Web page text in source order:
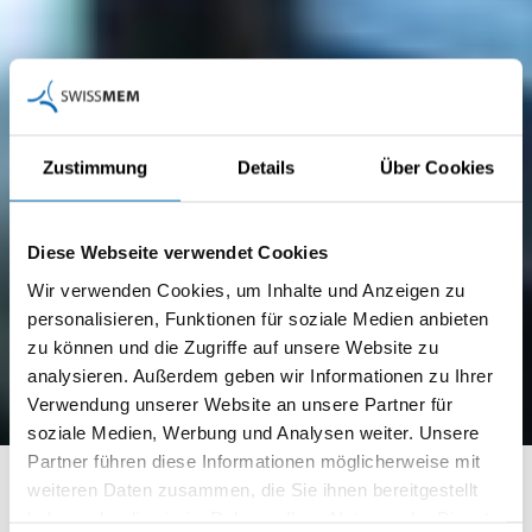
Zustimmung Details Über Cookies
Diese Webseite verwendet Cookies
Wir verwenden Cookies, um Inhalte und Anzeigen zu
personalisieren, Funktionen für soziale Medien anbieten
zu können und die Zugriffe auf unsere Website zu
analysieren. Außerdem geben wir Informationen zu Ihrer
Verwendung unserer Website an unsere Partner für
soziale Medien, Werbung und Analysen weiter. Unsere
Partner führen diese Informationen möglicherweise mit
weiteren Daten zusammen, die Sie ihnen bereitgestellt
eQV